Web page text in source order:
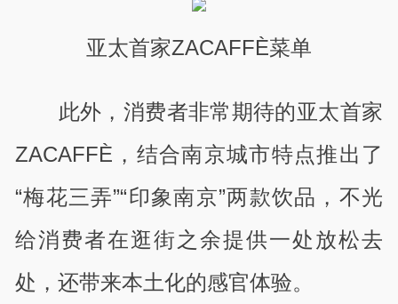
亚太首家ZACAFFÈ菜单
此外，消费者非常期待的亚太首家
ZACAFFÈ ，结合南京城市特点推出了
“梅花三弄”“印象南京”两款饮品，不光
给消费者在逛街之余提供一处放松去
处，还带来本土化的感官体验。